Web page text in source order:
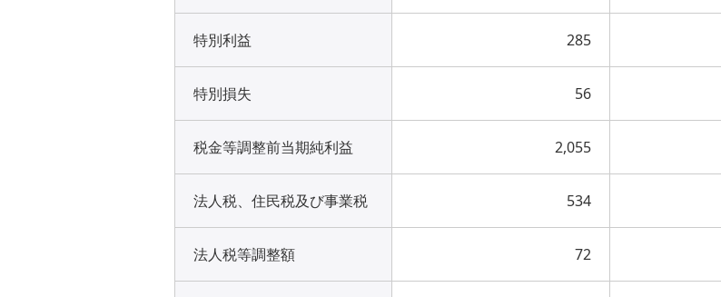
特別利益 285
特別損失 56
税金等調整前当期純利益 2,055
法人税、住民税及び事業税 534
法人税等調整額 72